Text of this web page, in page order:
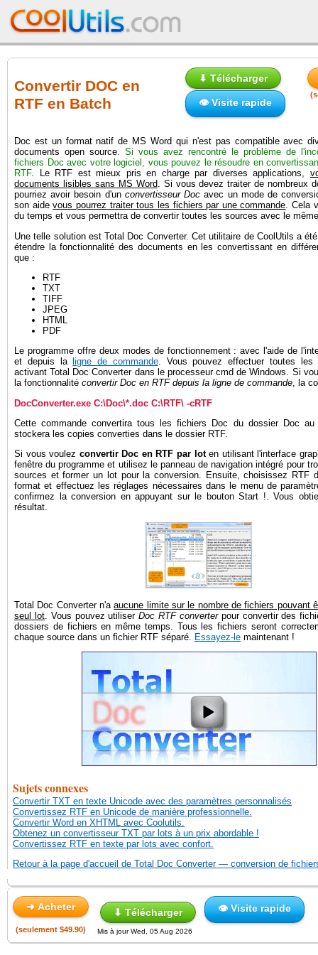
Convertir DOC en
RTF en Batch
⬇ Télécharger
👁 Visite rapide
Doc est un format natif de MS Word qui n'est pas compatible avec
documents open source. Si vous avez rencontré le problème de
fichiers Doc avec votre logiciel, vous pouvez le résoudre en
RTF. Le RTF est mieux pris en charge par diverses applications,
documents lisibles sans MS Word. Si vous devez traiter de nombreux
pourriez avoir besoin d'un convertisseur Doc avec un mode de
son aidevous pourrez traiter tous les fichiers par une commande. Cela
du temps et vous permettra de convertir toutes les sources avec le
Une telle solution est Total Doc Converter. Cet utilitaire de CoolUtils a
étendre la fonctionnalité des documents en les convertissant en
que :
RTF
TXT
TIFF
JPEG
HTML
PDF
Le programme offre deux modes de fonctionnement : avec l'aide de
et depuis la ligne de commande. Vous pouvez effectuer toutes les
activant Total Doc Converter dans le processeur cmd de Windows. Si
la fonctionnalité convertir Doc en RTF depuis la ligne de commande, la
DocConverter.exe C:\Doc\*.doc C:\RTF\ -cRTF
Cette commande convertira tous les fichiers Doc du dossier Doc
stockera les copies converties dans le dossier RTF.
Si vous voulez convertir Doc en RTF par loten utilisant l'interface
fenêtre du programme et utilisez le panneau de navigation intégré pour
sources et former un lot pour la conversion. Ensuite, choisissez RTF
format et effectuez les réglages nécessaires dans le menu de
confirmez la conversion en appuyant sur le bouton Start !. Vous
résultat.
Total Doc Converter n'aaucune limite sur le nombre de fichiers pouvant
seul lot. Vous pouvez utiliserDoc RTF converterpour convertir des
dossiers de fichiers en même temps. Tous les fichiers seront
chaque source dans un fichier RTF séparé.
Essayez-le maintenant !
Sujets connexes
Convertir TXT en texte Unicode avec des paramètres personnalisés
Convertissez RTF en Unicode de manière professionnelle.
Convertir Word en XHTML avec Coolutils.
Obtenez un convertisseur TXT par lots à un prix abordable !
Convertissez RTF en texte par lots avec confort.
Retour à la page d'accueil de Total Doc Converter — conversion de
➜ Acheter ⬇ Télécharger 👁 Visite rapide
(seulement $49.90) Mis à jour Wed, 05 Aug 2026